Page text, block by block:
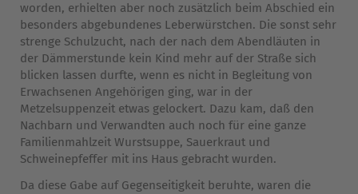
worden, erhielten aber noch zusätzlich beim Abschied ein
besonders abgebundenes Leberwürstchen. Die sonst sehr
strenge Schulzucht, nach der nach dem Abendläuten in
der Dämmerstunde kein Kind mehr auf der Straße sich
blicken lassen durfte, wenn es nicht in Begleitung von
Erwachsenen Angehörigen ging, war in der
Metzelsuppenzeit etwas gelockert. Dazu kam, daß den
Nachbarn und Verwandten auch noch für eine ganze
Familienmahlzeit Wurstsuppe, Sauerkraut und
Schweinepfeffer mit ins Haus gebracht wurden.
Da diese Gabe auf Gegenseitigkeit beruhte, waren die